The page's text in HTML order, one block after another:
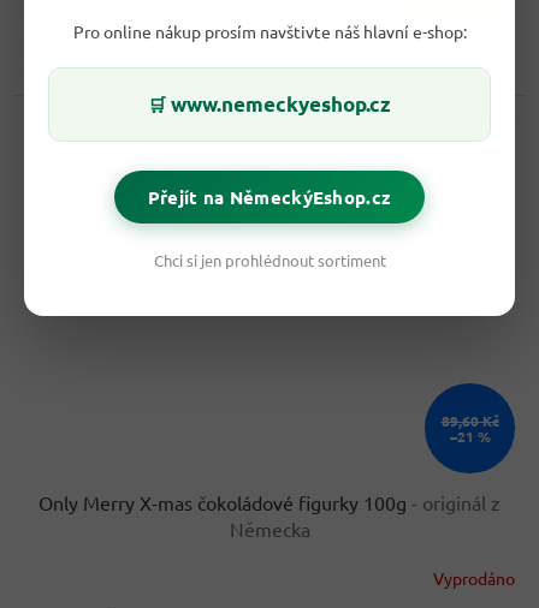
Pro online nákup prosím navštivte náš hlavní e-shop:
🛒 www.nemeckyeshop.cz
Přejít na NěmeckýEshop.cz
Chci si jen prohlédnout sortiment
G&G mléčná čokoláda s lískovými ořechy 100 g spojuje krémovou
čokoládu, 12 % lískových ořechů a nejméně 30 % kakaa.
89,60 Kč
–21 %
Only Merry X-mas čokoládové figurky 100g - originál z
Německa
Vyprodáno